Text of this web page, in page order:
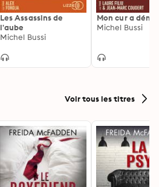
Les Assassins de
l'aube
Michel Bussi
Mon cur a
Michel Bussi
Voir tous les titres